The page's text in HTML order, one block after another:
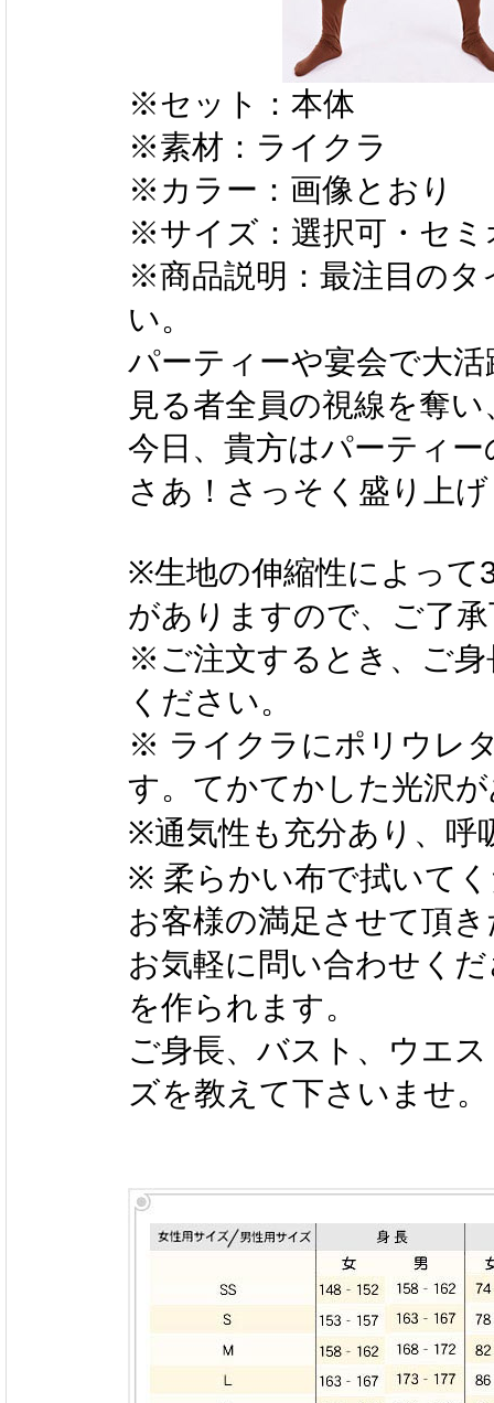
※セット：本体
※素材：ライクラ
※カラー：画像とおり
※サイズ：選択可・セミ
※商品説明：最注目のタ
い。
パーティーや宴会で大活
見る者全員の視線を奪
今日、貴方はパーティ
さあ！さっそく盛り上
※生地の伸縮性によって
がありますので、ご了
※ご注文するとき、ご
ください。
※ ライクラにポリウレ
す。てかてかした光沢
※通気性も充分あり、呼
※ 柔らかい布で拭いて
お客様の満足させて頂
お気軽に問い合わせく
を作られます。
ご身長、バスト、ウエ
ズを教えて下さいませ。